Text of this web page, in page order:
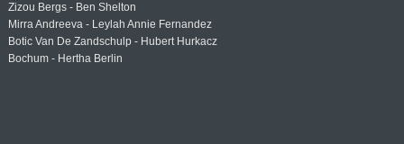
Zizou Bergs - Ben Shelton
Mirra Andreeva - Leylah Annie Fernandez
Botic Van De Zandschulp - Hubert Hurkacz
Bochum - Hertha Berlin